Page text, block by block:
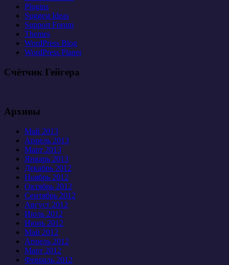
Plugins
Suggest Ideas
Support Forum
Themes
WordPress Blog
WordPress Planet
Счётчик Гейгера
Архивы
Май 2013
Апрель 2013
Март 2013
Январь 2013
Декабрь 2012
Ноябрь 2012
Октябрь 2012
Сентябрь 2012
Август 2012
Июль 2012
Июнь 2012
Май 2012
Апрель 2012
Март 2012
Февраль 2012